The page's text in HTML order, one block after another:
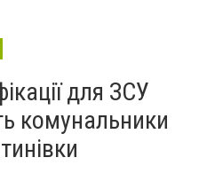
для ЗСУ
комунальники